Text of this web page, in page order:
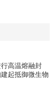
高温熔融封
起抵御微生物